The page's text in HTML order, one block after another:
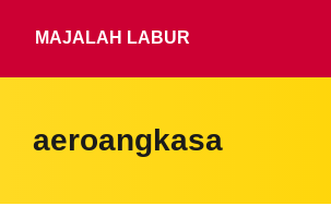
MAJALAH LABUR
aeroangkasa